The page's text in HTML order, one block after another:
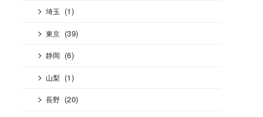
埼玉 (1)
東京 (39)
静岡 (6)
山梨 (1)
長野 (20)